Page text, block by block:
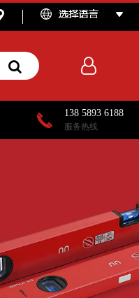
138 5893 6188
服务热线